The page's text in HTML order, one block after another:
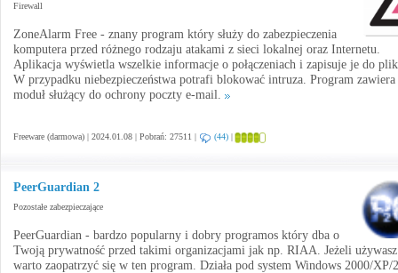
Firewall
ZoneAlarm Free - znany program który służy do zabezpieczenia
komputera przed różnego rodzaju atakami z sieci lokalnej oraz Internetu.
Aplikacja wyświetla wszelkie informacje o połączeniach i zapisuje je do
W przypadku niebezpieczeństwa potrafi blokować intruza. Program zawiera
moduł służący do ochrony poczty e-mail.
Freeware (darmowa) | 2024.01.08 | Pobrań: 27511 | (44) |
PeerGuardian 2
Pozostałe zabezpieczające
PeerGuardian - bardzo popularny i dobry programos który dba o
Twoją prywatność przed takimi organizacjami jak np. RIAA. Jeżeli
warto zaopatrzyć się w ten program. Działa pod system Windows 2000/XP/